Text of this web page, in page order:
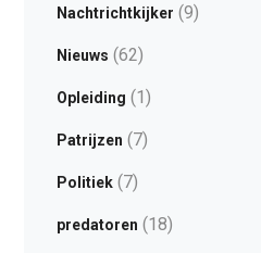
Nachtrichtkijker (9)
Nieuws (62)
Opleiding (1)
Patrijzen (7)
Politiek(7)
predatoren (18)